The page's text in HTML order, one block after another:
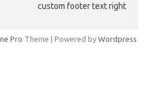
custom footer text right
Pro Theme | Powered by Wordpress